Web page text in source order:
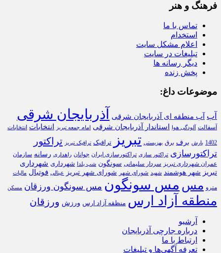
فرهنگ و هنر
تماس با ما
استخدام
اعلام مشکل سایت
تبلیغات در سایت
دیگر رسانه ها
پخش زنده
موضوعات داغ:
آب آب منطقه ای آذربایجان شرقی آذربایجان شرقی
آسفالت آلودگی هوا استاندار آذربایجان شرقی امام جمعه تبریز انتخابات انتخابات
1402 بارش برف برق بهزیستی تبریز ترافیک ترافیک تبریز تراکتور
تراکتورسازی تراکتور سازی تراکتورسازی ایران جوانان راهداری رسانه سازمان
عمران شهرداری تبریز سردار سلیمانی سونگون شب یلدا شهرداری شهرداری
تبریز شهر هوشمند شهید شورای شهر شورای شهر تبریز عینالی فوتبال مالیات
مترو مس مس سونگون مس سونگون ورزقان مسکن
منطقه آزاد ارس منظقه آزاد ارس ورزش ورزقان
آرشیو
درباره جارچی آذربایجان
ارتباط با ما
تعرفه آگهی‌ها و تبلیغات